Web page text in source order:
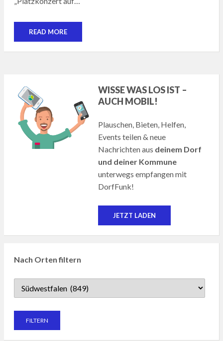
READ MORE
WISSE WAS LOS IST –
AUCH MOBIL!
Plauschen, Bieten, Helfen,
Events teilen & neue
Nachrichten aus deinem Dorf
und deiner Kommune
unterwegs empfangen mit
DorfFunk!
JETZT LADEN
Nach Orten filtern